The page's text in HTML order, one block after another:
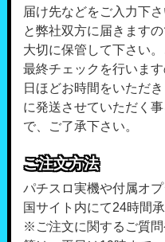
届け先などをご入力下
と弊社双方に届きます
大切に保管して下さい
最終チェックを行いま
日ほどお時間をいただ
に発送させていただく
で、ご了承下さい。
ご注文方法
パチスロ実機や付属オ
国サイト内にて24時間
※ご注文に関するご質